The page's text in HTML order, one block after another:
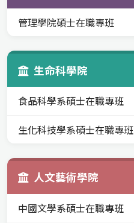
管理學院碩士在職專班
生命科學院
食品科學系碩士在職專班
生化科技學系碩士在職專班
人文藝術學院
中國文學系碩士在職專班